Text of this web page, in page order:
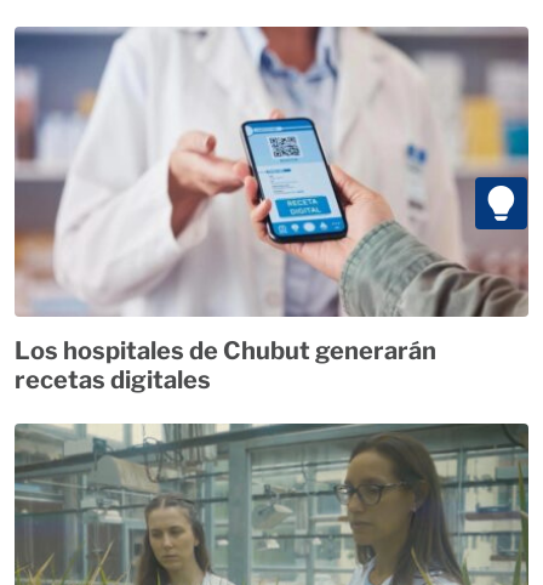
Los hospitales de Chubut generarán
recetas digitales